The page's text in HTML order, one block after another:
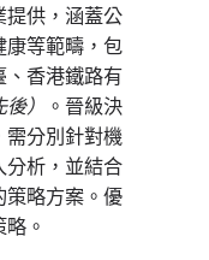
提供，涵蓋公
康等範疇，包
、香港鐵路有
）
。晉級決
需分別針對機
分析，並結合
策略方案。優
。